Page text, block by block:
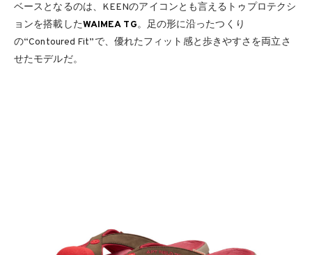
ベースとなるのは、KEENのアイコンとも言えるトゥプロテクシ
ョンを搭載したWAIMEA TG。足の形に沿ったつくり
の“Contoured Fit”で、優れたフィット感と歩きやすさを両立さ
せたモデルだ。